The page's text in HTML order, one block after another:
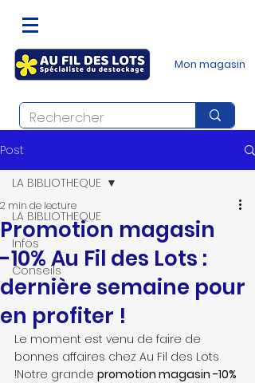
Mon magasin
Post
LA BIBLIOTHEQUE
Infos
Conseils
LA BIBLIOTHEQUE
Promotion magasin
-10% Au Fil des Lots :
dernière semaine pour
en profiter !
2 min de lecture
Le moment est venu de faire de
bonnes affaires chez Au Fil des Lots
!Notre grande promotion magasin -10%